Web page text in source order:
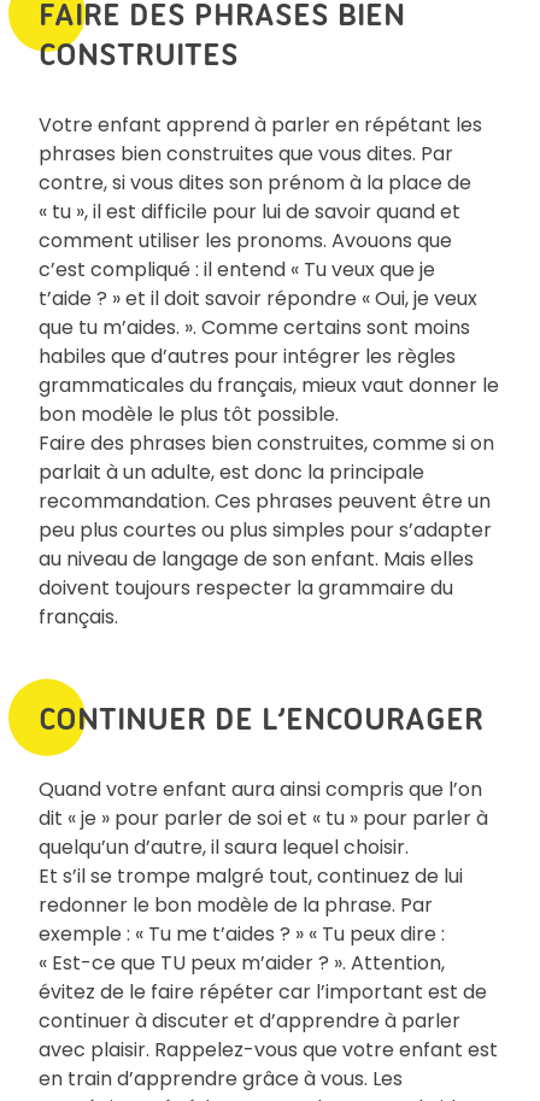
FAIRE DES PHRASES BIEN
CONSTRUITES
Votre enfant apprend à parler en répétant les
phrases bien construites que vous dites. Par
contre, si vous dites son prénom à la place de
« tu », il est difficile pour lui de savoir quand et
comment utiliser les pronoms. Avouons que
c’est compliqué : il entend « Tu veux que je
t’aide ? » et il doit savoir répondre « Oui, je veux
que tu m’aides. ». Comme certains sont moins
habiles que d’autres pour intégrer les règles
grammaticales du français, mieux vaut donner le
bon modèle le plus tôt possible.
Faire des phrases bien construites, comme si on
parlait à un adulte, est donc la principale
recommandation. Ces phrases peuvent être un
peu plus courtes ou plus simples pour s’adapter
au niveau de langage de son enfant. Mais elles
doivent toujours respecter la grammaire du
français.
CONTINUER DE L’ENCOURAGER
Quand votre enfant aura ainsi compris que l’on
dit « je » pour parler de soi et « tu » pour parler à
quelqu’un d’autre, il saura lequel choisir.
Et s’il se trompe malgré tout, continuez de lui
redonner le bon modèle de la phrase. Par
exemple : « Tu me t’aides ? » « Tu peux dire :
« Est-ce que TU peux m’aider ? ». Attention,
évitez de le faire répéter car l’important est de
continuer à discuter et d’apprendre à parler
avec plaisir. Rappelez-vous que votre enfant est
en train d’apprendre grâce à vous. Les